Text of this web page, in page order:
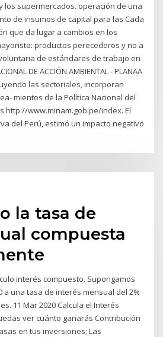
los supermercados. operación de una
de insumos de capital para las Cada
que da lugar a cambios en los
productos perecederos y no a
de estándares de trabajo en
DE ACCIÓN AMBIENTAL - PLANAA
las sectoriales, incorporan
mientos de la Política Nacional del
http://www.minam.gob.pe/index. El
del Perú, estimó un impacto negativo
la tasa de
compuesta
interés compuesto. Supongamos
a una tasa de interés mensual del 2%
11 Mar 2020 Calcula el Interés
ver cuánto ganarás Contribución
en tus inversiones; Las